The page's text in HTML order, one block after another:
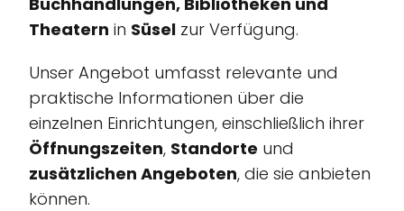
Theatern in Süsel zur Verfügung.
Unser Angebot umfasst relevante und
praktische Informationen über die
einzelnen Einrichtungen, einschließlich ihrer
Öffnungszeiten, Standorte und
zusätzlichen Angeboten, die sie anbieten
können.